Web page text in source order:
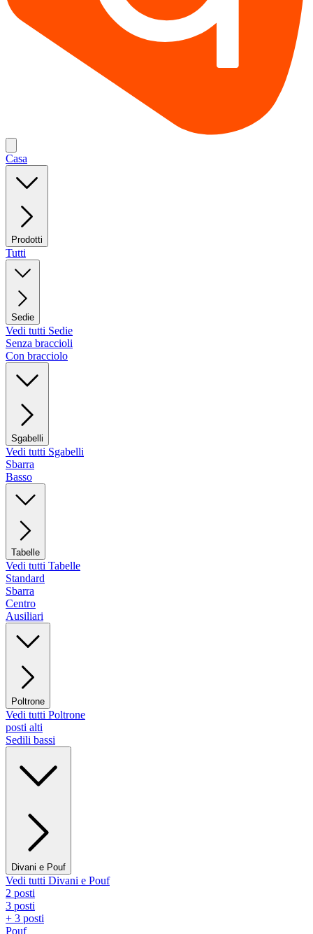
Casa
Prodotti
Tutti
Sedie
Vedi tutti Sedie
Senza braccioli
Con bracciolo
Sgabelli
Vedi tutti Sgabelli
Sbarra
Basso
Tabelle
Vedi tutti Tabelle
Standard
Sbarra
Centro
Ausiliari
Poltrone
Vedi tutti Poltrone
posti alti
Sedili bassi
Divani e Pouf
Vedi tutti Divani e Pouf
2 posti
3 posti
+ 3 posti
Pouf